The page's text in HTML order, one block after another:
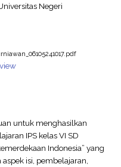
Negeri
untuk menghasilkan
IPS kelas VI SD
Indonesia” yang
isi, pembelajaran,